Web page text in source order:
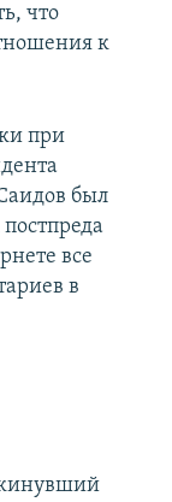
что
к
при
был
все
в